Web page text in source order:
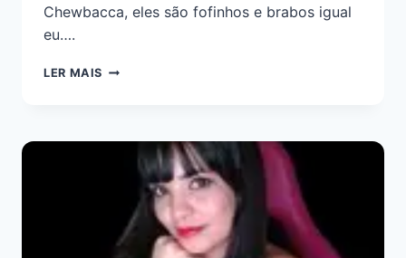
Chewbacca, eles são fofinhos e brabos igual
eu….
LER MAIS